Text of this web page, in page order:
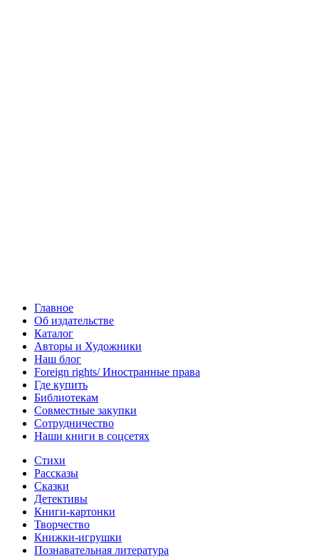
Главное
Об издательстве
Каталог
Авторы и Художники
Наш блог
Foreign rights/ Иностранные права
Где купить
Библиотекам
Совместные закупки
Сотрудничество
Наши книги в соцсетях
Стихи
Рассказы
Сказки
Детективы
Книги-картонки
Творчество
Книжки-игрушки
Познавательная литература